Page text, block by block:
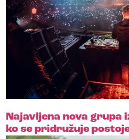
Najavljena nova grupa
ko se pridružuje